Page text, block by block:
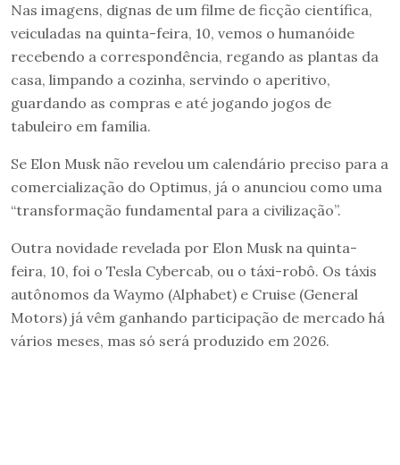
Nas imagens, dignas de um filme de ficção científica,
veiculadas na quinta-feira, 10, vemos o humanóide
recebendo a correspondência, regando as plantas da
casa, limpando a cozinha, servindo o aperitivo,
guardando as compras e até jogando jogos de
tabuleiro em família.
Se Elon Musk não revelou um calendário preciso para a
comercialização do Optimus, já o anunciou como uma
“transformação fundamental para a civilização”.
Outra novidade revelada por Elon Musk na quinta-
feira, 10, foi o Tesla Cybercab, ou o táxi-robô. Os táxis
autônomos da Waymo (Alphabet) e Cruise (General
Motors) já vêm ganhando participação de mercado há
vários meses, mas só será produzido em 2026.